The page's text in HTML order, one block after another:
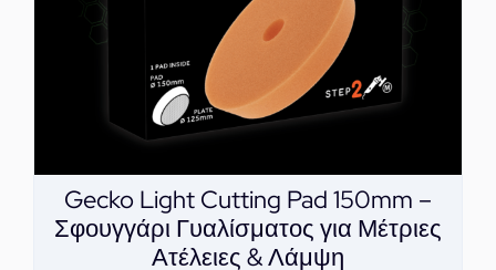
Gecko Light Cutting Pad 150mm –
Σφουγγάρι Γυαλίσματος για Μέτριες
Ατέλειες & Λάμψη